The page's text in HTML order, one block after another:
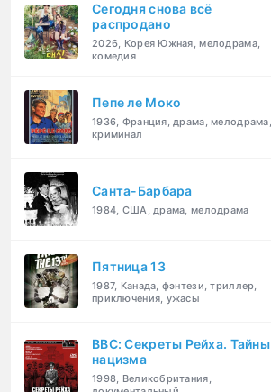
Сегодня снова всё
распродано
2026, Корея Южная, мелодрама,
комедия
Пепе ле Моко
1936, Франция, драма, мелодрама,
криминал
Санта-Барбара
1984, США, драма, мелодрама
Пятница 13
1987, Канада, фэнтези, триллер,
приключения, ужасы
BBC: Секреты Рейха. Тайны
нацизма
1998, Великобритания,